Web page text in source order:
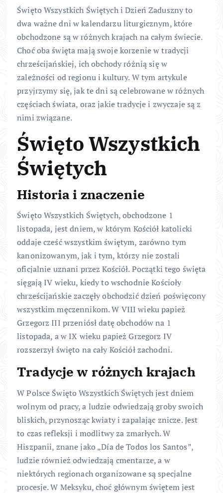
Święto Wszystkich Świętych i Dzień Zaduszny to
dwa ważne dni w kalendarzu liturgicznym, które
obchodzone są w różnych krajach na całym świecie.
Choć oba święta mają swoje korzenie w tradycji
chrześcijańskiej, ich obchody różnią się w
zależności od regionu i kultury. W tym artykule
przyjrzymy się, jak te dni są celebrowane w różnych
częściach świata, oraz jakie tradycje i zwyczaje są z
nimi związane.
Święto Wszystkich
Świętych
Historia i znaczenie
Święto Wszystkich Świętych, obchodzone 1
listopada, jest dniem, w którym Kościół katolicki
oddaje cześć wszystkim świętym, zarówno tym
kanonizowanym, jak i tym, którzy nie zostali
oficjalnie uznani przez Kościół. Początki tego święta
sięgają IV wieku, kiedy to wschodnie Kościoły
chrześcijańskie zaczęły obchodzić dzień poświęcony
wszystkim męczennikom. W VIII wieku papież
Grzegorz III przeniósł datę obchodów na 1
listopada, a w IX wieku papież Grzegorz IV
rozszerzył święto na cały Kościół zachodni.
Tradycje w różnych krajach
W Polsce Święto Wszystkich Świętych jest dniem
wolnym od pracy, a ludzie odwiedzają groby swoich
bliskich, przynosząc kwiaty i zapalając znicze. Jest
to czas refleksji i modlitwy za zmarłych. W
Hiszpanii, znane jako „Día de Todos los Santos”,
ludzie również odwiedzają cmentarze, a w
niektórych regionach organizowane są specjalne
procesje. W Meksyku, choć głównym świętem jest